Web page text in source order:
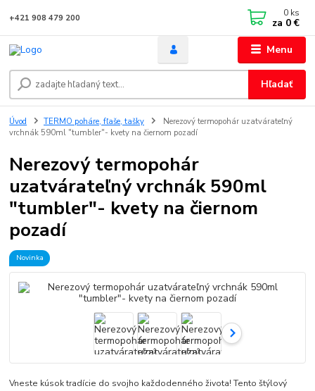
Menu
Hľadať
+421 908 479 200 0 ks
za 0 €
Úvod TERMO poháre, fľaše, tašky
Nerezový termopohár uzatvárateľný
vrchnák 590ml "tumbler"- kvety na čiernom pozadí
Nerezový termopohár
uzatvárateľný vrchnák 590ml
"tumbler"- kvety na čiernom
pozadí
Novinka
Vneste kúsok tradície do svojho každodenného života! Tento štýlový